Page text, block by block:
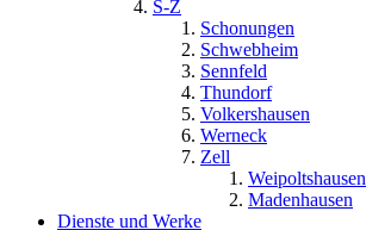
S-Z
Schonungen
Schwebheim
Sennfeld
Thundorf
Volkershausen
Werneck
Zell
Weipoltshausen
Madenhausen
Dienste und Werke